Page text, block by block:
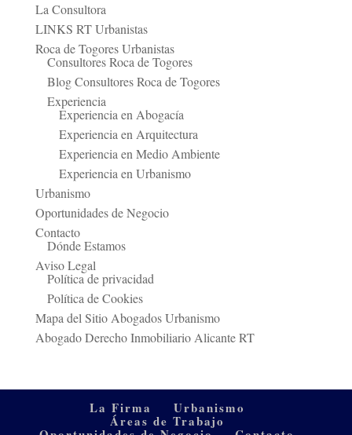
La Consultora
LINKS RT Urbanistas
Roca de Togores Urbanistas
Consultores Roca de Togores
Blog Consultores Roca de Togores
Experiencia
Experiencia en Abogacía
Experiencia en Arquitectura
Experiencia en Medio Ambiente
Experiencia en Urbanismo
Urbanismo
Oportunidades de Negocio
Contacto
Dónde Estamos
Aviso Legal
Política de privacidad
Política de Cookies
Mapa del Sitio Abogados Urbanismo
Abogado Derecho Inmobiliario Alicante RT
La Firma Urbanismo
Áreas de Trabajo